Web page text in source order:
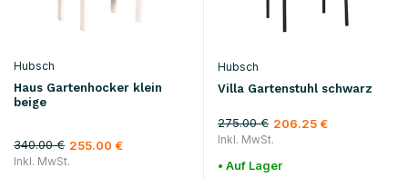
Hubsch
Haus Gartenhocker klein
beige
340.00 € 255.00 €
Inkl. MwSt.
Hubsch
Villa Gartenstuhl schwarz
275.00 € 206.25 €
Inkl. MwSt.
• Auf Lager